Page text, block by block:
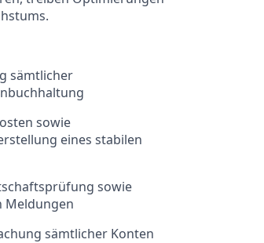
sämtlicher
sowie
eines stabilen
sowie
Meldungen
sämtlicher Konten